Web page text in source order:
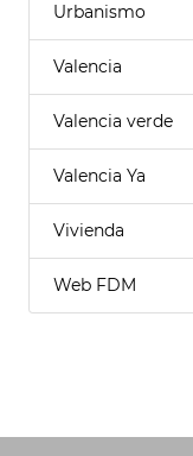
Urbanismo
Valencia
Valencia verde
Valencia Ya
Vivienda
Web FDM